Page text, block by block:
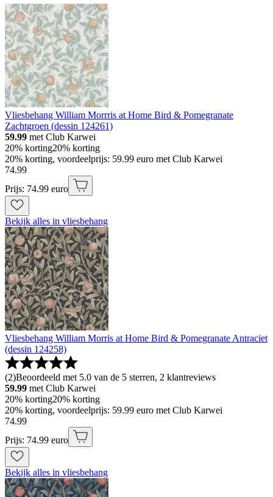
Vliesbehang William Morrris at Home Bird & Pomegranate
Zachtgroen (dessin 124261)
59.99 met Club Karwei
20% korting20% korting
20% korting, voordeelprijs: 59.99 euro met Club Karwei
74.99
Prijs: 74.99 euro
Bekijk alles in vliesbehang
Vliesbehang William Morris at Home Bird & Pomegranate Antraciet
(dessin 124258)
(2)Beoordeeld met 5.0 van de 5 sterren, 2 klantreviews
59.99 met Club Karwei
20% korting20% korting
20% korting, voordeelprijs: 59.99 euro met Club Karwei
74.99
Prijs: 74.99 euro
Bekijk alles in vliesbehang